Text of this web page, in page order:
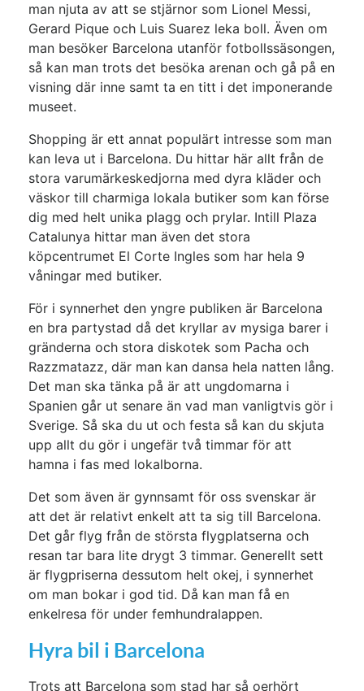
man njuta av att se stjärnor som Lionel Messi,
Gerard Pique och Luis Suarez leka boll. Även om
man besöker Barcelona utanför fotbollssäsongen,
så kan man trots det besöka arenan och gå på en
visning där inne samt ta en titt i det imponerande
museet.
Shopping är ett annat populärt intresse som man
kan leva ut i Barcelona. Du hittar här allt från de
stora varumärkeskedjorna med dyra kläder och
väskor till charmiga lokala butiker som kan förse
dig med helt unika plagg och prylar. Intill Plaza
Catalunya hittar man även det stora
köpcentrumet El Corte Ingles som har hela 9
våningar med butiker.
För i synnerhet den yngre publiken är Barcelona
en bra partystad då det kryllar av mysiga barer i
gränderna och stora diskotek som Pacha och
Razzmatazz, där man kan dansa hela natten lång.
Det man ska tänka på är att ungdomarna i
Spanien går ut senare än vad man vanligtvis gör i
Sverige. Så ska du ut och festa så kan du skjuta
upp allt du gör i ungefär två timmar för att
hamna i fas med lokalborna.
Det som även är gynnsamt för oss svenskar är
att det är relativt enkelt att ta sig till Barcelona.
Det går flyg från de största flygplatserna och
resan tar bara lite drygt 3 timmar. Generellt sett
är flygpriserna dessutom helt okej, i synnerhet
om man bokar i god tid. Då kan man få en
enkelresa för under femhundralappen.
Hyra bil i Barcelona
Trots att Barcelona som stad har så oerhört